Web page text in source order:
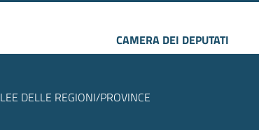
CAMERA DEI DEPUTATI
DELLE REGIONI/PROVINCE